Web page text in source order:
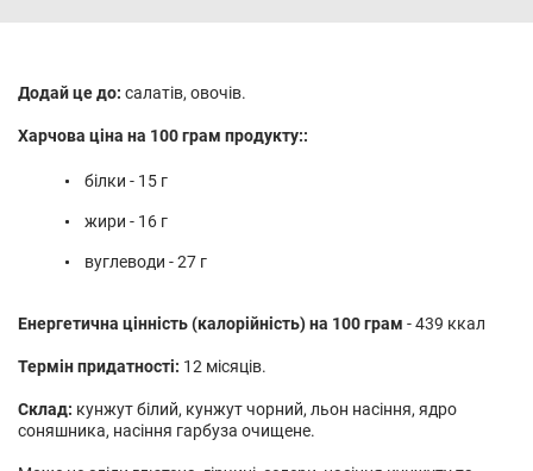
Додай це до: салатів, овочів.
Харчова ціна на 100 грам продукту::
білки - 15 г
жири - 16 г
вуглеводи - 27 г
Енергетична цінність (калорійність) на 100 грам - 439 ккал
Термін придатності: 12 місяців.
Склад: кунжут білий, кунжут чорний, льон насіння, ядро
соняшника, насіння гарбуза очищене.